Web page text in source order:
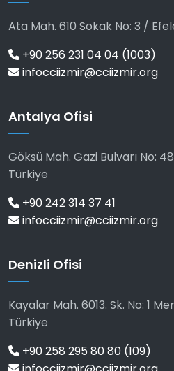
Ata Mah. 610 Sokak No: 3 /
+90 256 231 04 04 (1003)
infocciizmir@cciizmir.org
Antalya Ofisi
Göksü Mah. Gazi Bulvarı No:
Türkiye
+90 242 314 37 41
infocciizmir@cciizmir.org
Denizli Ofisi
Kayalar Mah. 6013. Sk. No: 1
Türkiye
+90 258 295 80 80 (109)